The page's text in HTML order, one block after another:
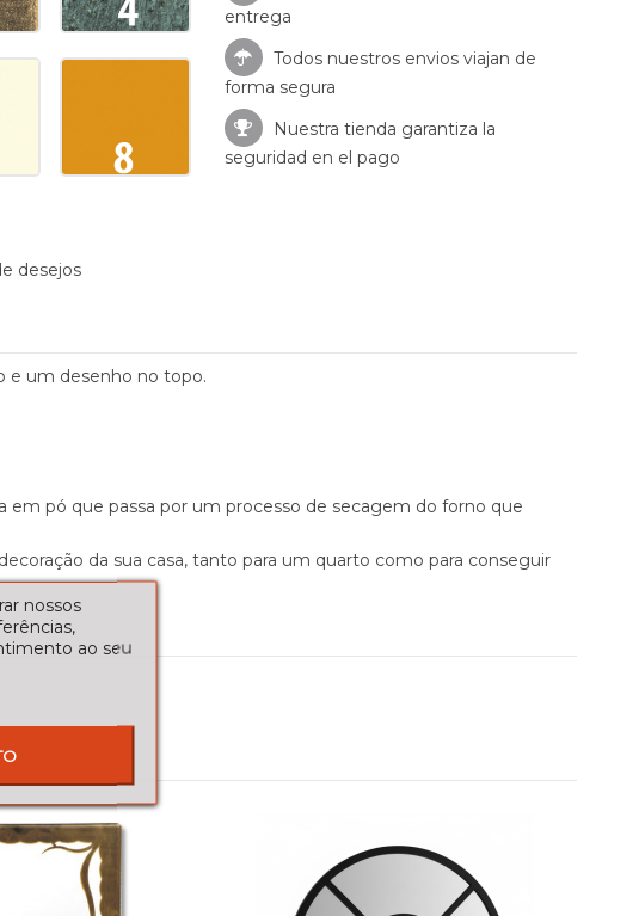
desejos
entrega
Todos nuestros envios viajan de
forma segura
Nuestra tienda garantiza la
seguridad en el pago
e um desenho no topo.
pó que passa por um processo de secagem do forno que
da sua casa, tanto para um quarto como para conseguir
nossos
ao seu